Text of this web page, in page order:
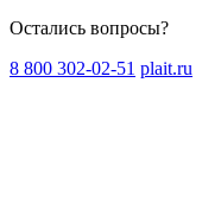
Остались вопросы?
8 800 302-02-51 plait.ru